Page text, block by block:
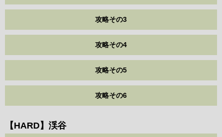
攻略その3
攻略その4
攻略その5
攻略その6
【HARD】渓谷